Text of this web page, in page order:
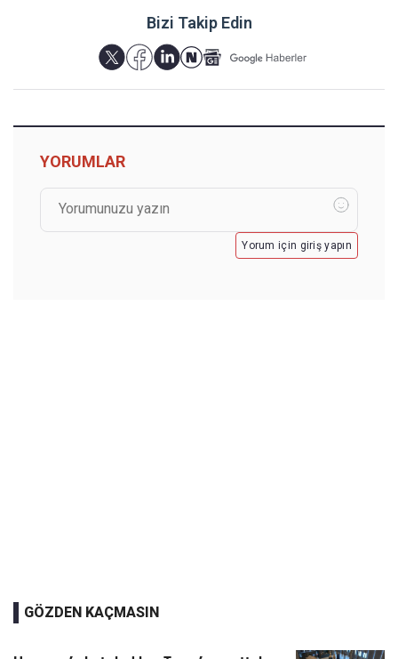
Bizi Takip Edin
YORUMLAR
Yorum için giriş yapın
GÖZDEN KAÇMASIN